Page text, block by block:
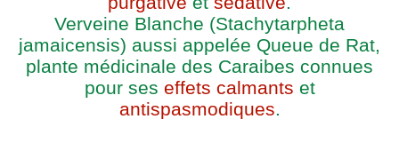
Verveine Blanche (Stachytarpheta
jamaicensis) aussi appelée Queue de Rat,
plante médicinale des Caraibes connues
pour ses effets calmants et
antispasmodiques.